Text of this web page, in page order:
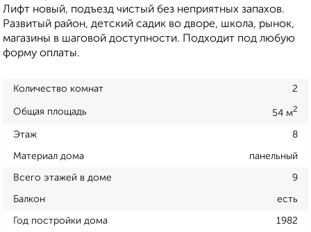
Лифт новый, подъезд чистый без неприятных запахов.
Развитый район, детский садик во дворе, школа, рынок,
магазины в шаговой доступности. Подходит под любую
форму оплаты.
Количество комнат 2
Общая площадь 54 м2
Этаж 8
Материал дома панельный
Всего этажей в доме 9
Балкон есть
Год постройки дома 1982